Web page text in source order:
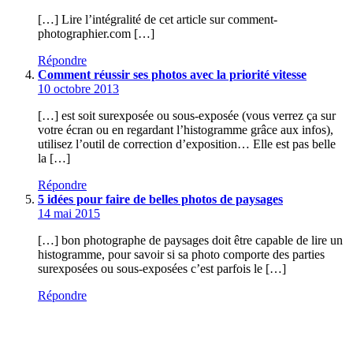
[…] Lire l’intégralité de cet article sur comment-
photographier.com […]
Répondre
Comment réussir ses photos avec la priorité vitesse
10 octobre 2013
[…] est soit surexposée ou sous-exposée (vous verrez ça sur
votre écran ou en regardant l’histogramme grâce aux infos),
utilisez l’outil de correction d’exposition… Elle est pas belle
la […]
Répondre
5 idées pour faire de belles photos de paysages
14 mai 2015
[…] bon photographe de paysages doit être capable de lire un
histogramme, pour savoir si sa photo comporte des parties
surexposées ou sous-exposées c’est parfois le […]
Répondre